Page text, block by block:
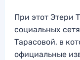
При этот Этери
социальных
Тарасовой, в
официальные